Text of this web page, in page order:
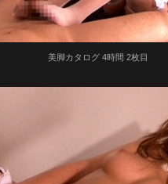
美脚カタログ 4時間 2枚目